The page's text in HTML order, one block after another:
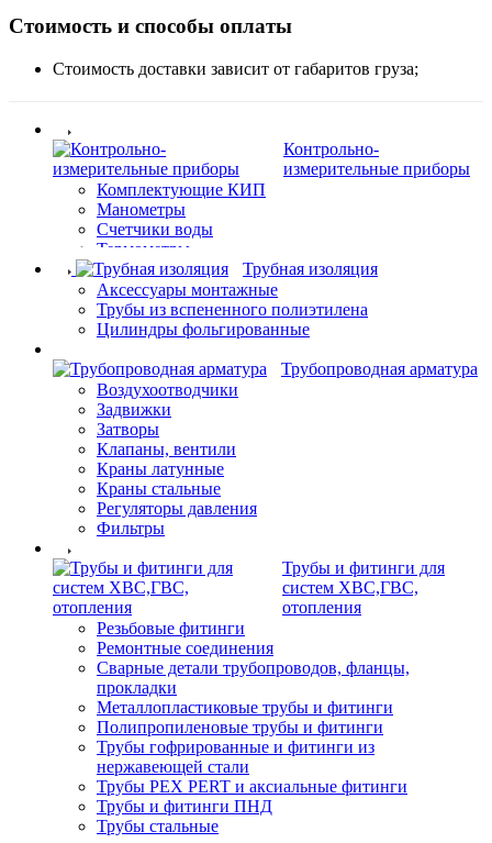
Стоимость и способы оплаты
Стоимость доставки зависит от габаритов груза;
Контрольно-
измерительные приборы
Комплектующие КИП
Манометры
Счетчики воды
Термометры
Трубная изоляция
Аксессуары монтажные
Трубы из вспененного полиэтилена
Цилиндры фольгированные
Трубопроводная арматура
Воздухоотводчики
Задвижки
Затворы
Клапаны, вентили
Краны латунные
Краны стальные
Регуляторы давления
Фильтры
Трубы и фитинги для
систем ХВС,ГВС,
отопления
Резьбовые фитинги
Ремонтные соединения
Сварные детали трубопроводов, фланцы,
прокладки
Металлопластиковые трубы и фитинги
Полипропиленовые трубы и фитинги
Трубы гофрированные и фитинги из
нержавеющей стали
Трубы PEX PERT и аксиальные фитинги
Трубы и фитинги ПНД
Трубы стальные